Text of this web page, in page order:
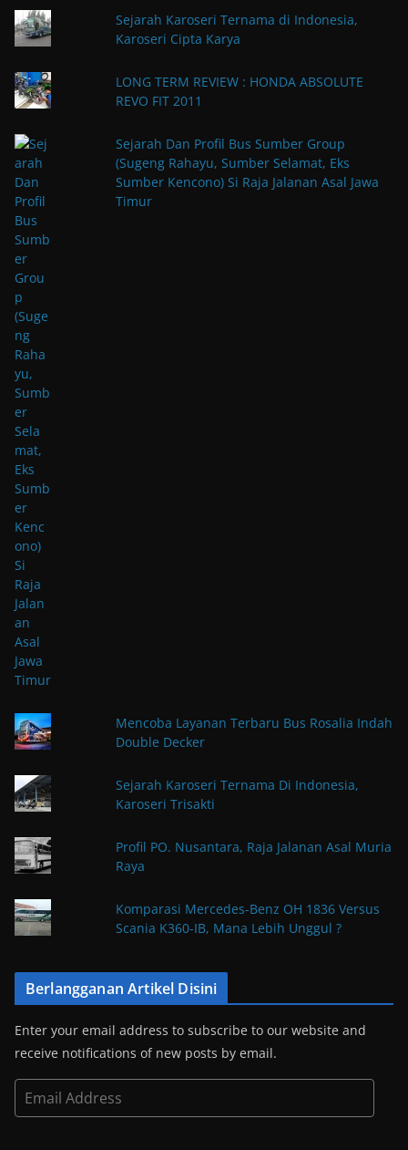
Sejarah Karoseri Ternama di Indonesia,
Karoseri Cipta Karya
LONG TERM REVIEW : HONDA ABSOLUTE
REVO FIT 2011
Sejarah Dan Profil Bus Sumber Group
(Sugeng Rahayu, Sumber Selamat, Eks
Sumber Kencono) Si Raja Jalanan Asal Jawa
Timur
Mencoba Layanan Terbaru Bus Rosalia Indah
Double Decker
Sejarah Karoseri Ternama Di Indonesia,
Karoseri Trisakti
Profil PO. Nusantara, Raja Jalanan Asal Muria
Raya
Komparasi Mercedes-Benz OH 1836 Versus
Scania K360-IB, Mana Lebih Unggul ?
Berlangganan Artikel Disini
Enter your email address to subscribe to our website and
receive notifications of new posts by email.
m